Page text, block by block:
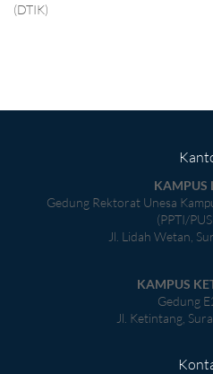
(DTIK)
KAMPUS
Gedung Rektorat Unesa
(PPTI/
Jl. Lidah Wetan,
KAMPUS
Gedung
Jl. Ketintang,